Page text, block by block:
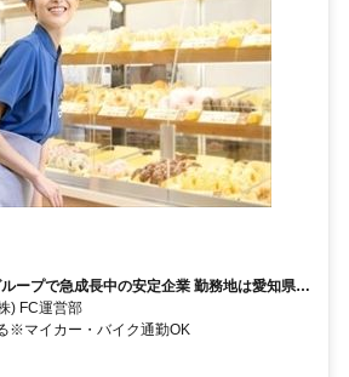
ループで急成長中の安定企業 勤務地は愛知県・
ードーナツ各店舗
) FC運営部
※マイカー・バイク通勤OK